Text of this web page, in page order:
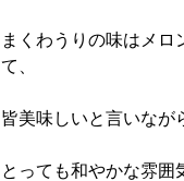
まくわうりの味はメ
て、
皆美味しいと言いなが
とっても和やかな雰囲